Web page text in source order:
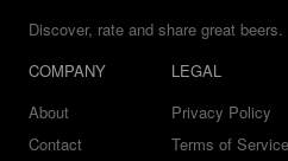
Discover, rate and share great beers.
COMPANY
About
Contact
LEGAL
Privacy Policy
Terms of Service